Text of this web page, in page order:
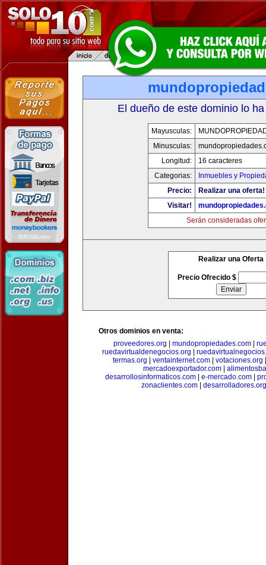
El dueño de este dominio lo
Mayusculas:
Minusculas:
Longitud:
16 caracteres
Categorias:
Inmuebles y
Precio:
Realizar una oferta!
Visitar!
Serán consideradas
Realizar una Oferta
Precio Ofrecido $
Otros dominios en venta:
proveedores.org
mundopropiedades.com
ruedavirtualdenegocios.org
termas.org
ventainternet.com votaciones.org
mercadoexportador.com|
desarrollosinformaticos.com| e-mercado.com|
zonaclientes.com
desarrolladores.org